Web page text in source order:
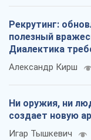
Рекрутинг:
полезный
Диалектика
Александр Кирш
Ни оружия, ни
создает новую
Игар Тышкевич